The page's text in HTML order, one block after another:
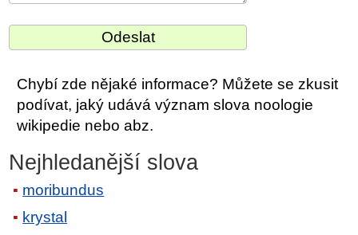
Chybí zde nějaké informace? Můžete se zkusit
podívat, jaký udává význam slova noologie
wikipedie nebo abz.
Nejhledanější slova
moribundus
krystal